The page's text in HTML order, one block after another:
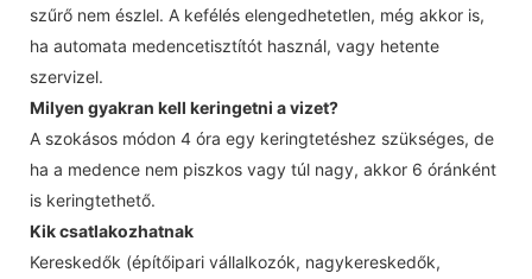
szűrő nem észlel. A kefélés elengedhetetlen, még akkor is,
ha automata medencetisztítót használ, vagy hetente
szervizel.
Milyen gyakran kell keringetni a vizet?
A szokásos módon 4 óra egy keringtetéshez szükséges, de
ha a medence nem piszkos vagy túl nagy, akkor 6 óránként
is keringtethető.
Kik csatlakozhatnak
Kereskedők (építőipari vállalkozók, nagykereskedők,